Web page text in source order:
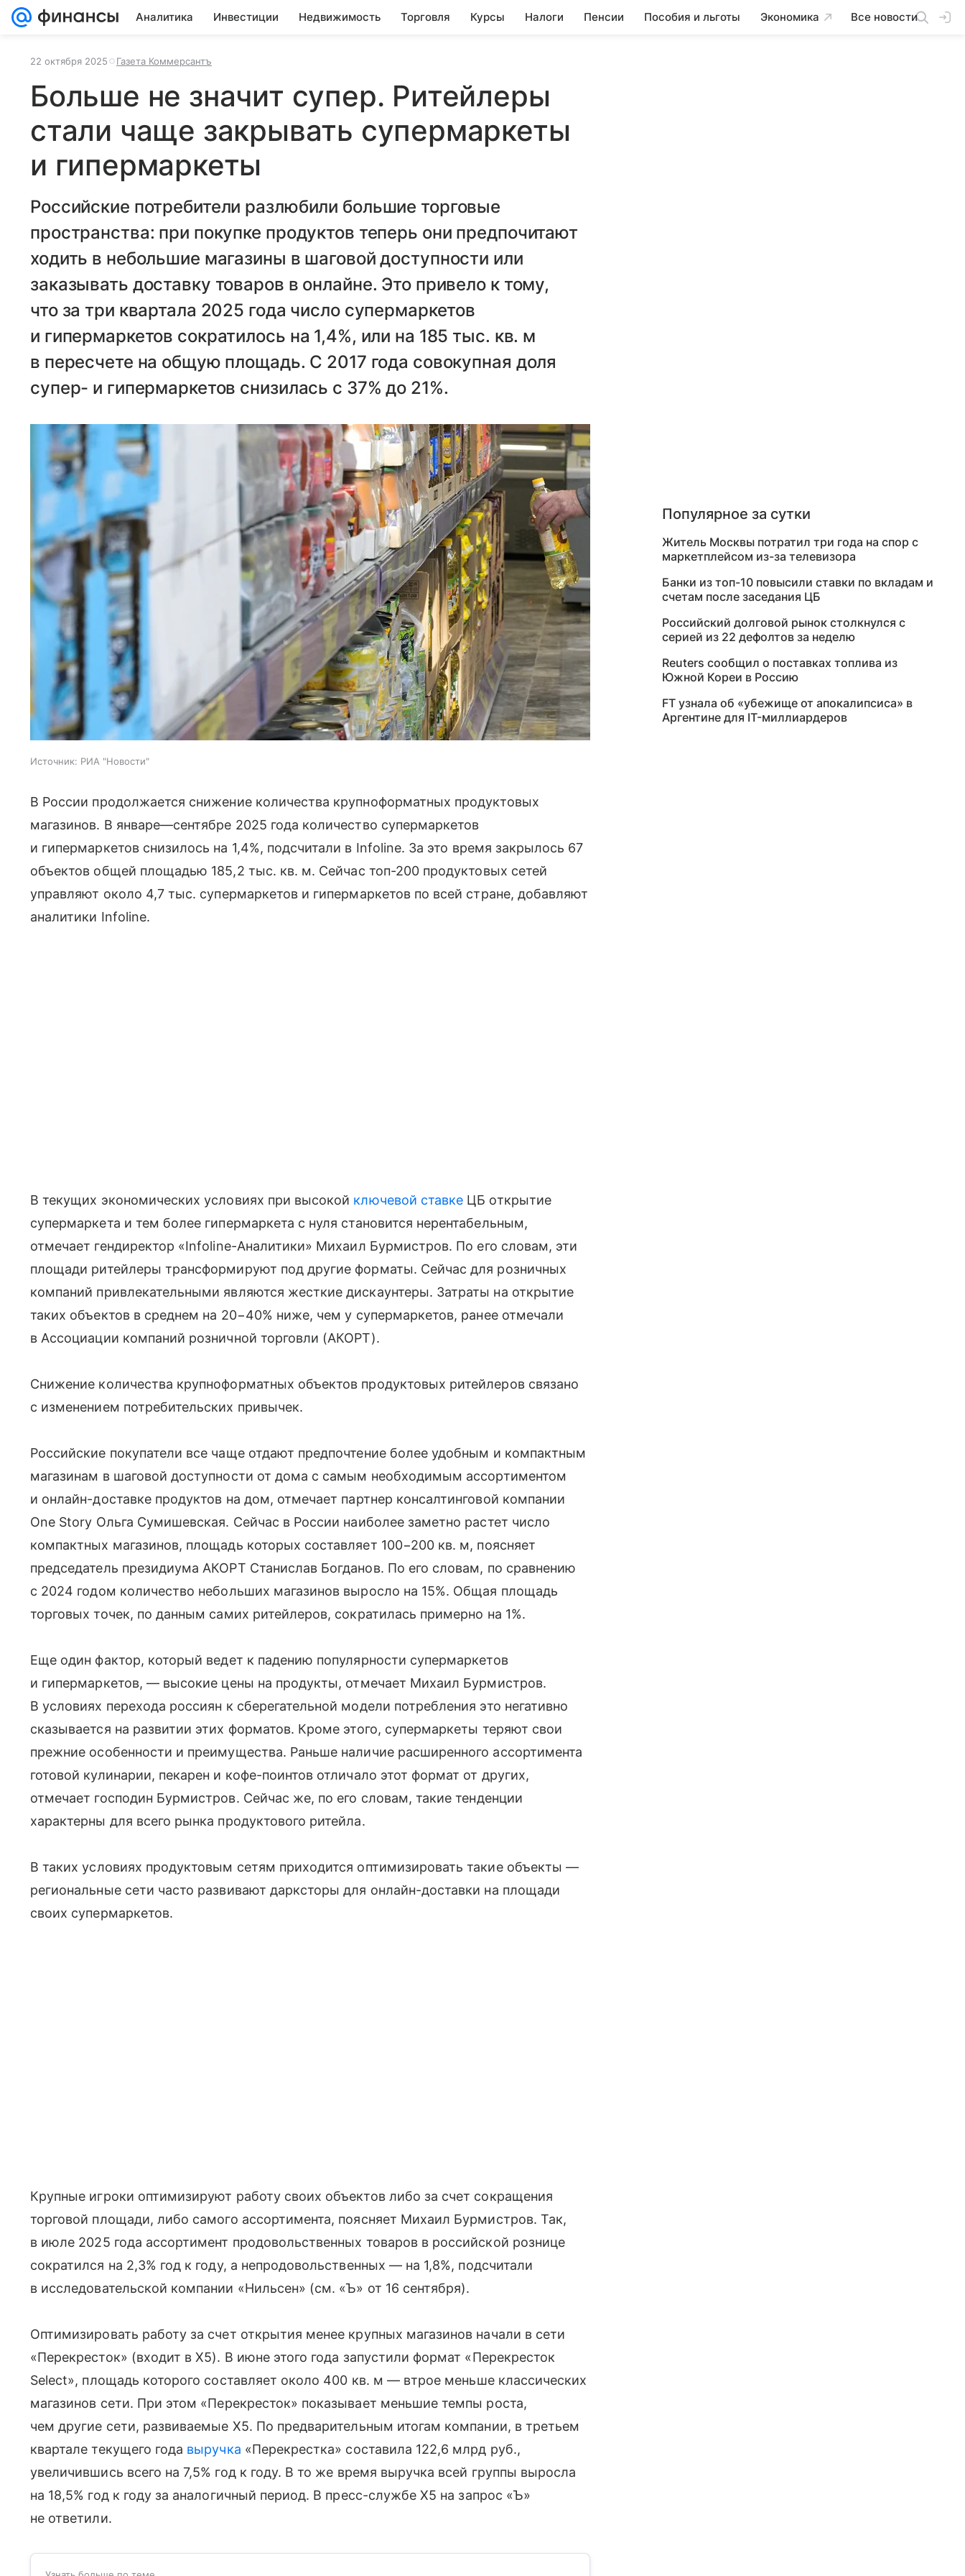
Аналитика Инвестиции Недвижимость Торговля Курсы Налоги Пенсии Пособия и льготы Экономика Все новости
22 октября 2025 Газета Коммерсантъ
Больше не значит супер. Ритейлеры
стали чаще закрывать супермаркеты
и гипермаркеты
Российские потребители разлюбили большие торговые
пространства: при покупке продуктов теперь они предпочитают
ходить в небольшие магазины в шаговой доступности или
заказывать доставку товаров в онлайне. Это привело к тому,
что за три квартала 2025 года число супермаркетов
и гипермаркетов сократилось на 1,4%, или на 185 тыс. кв. м
в пересчете на общую площадь. С 2017 года совокупная доля
супер- и гипермаркетов снизилась с 37% до 21%.
Источник: РИА "Новости"
В России продолжается снижение количества крупноформатных продуктовых
магазинов. В январе—сентябре 2025 года количество супермаркетов
и гипермаркетов снизилось на 1,4%, подсчитали в Infoline. За это время закрылось 67
объектов общей площадью 185,2 тыс. кв. м. Сейчас топ-200 продуктовых сетей
управляют около 4,7 тыс. супермаркетов и гипермаркетов по всей стране, добавляют
аналитики Infoline.
В текущих экономических условиях при высокой ключевой ставке ЦБ открытие
супермаркета и тем более гипермаркета с нуля становится нерентабельным,
отмечает гендиректор «Infoline-Аналитики» Михаил Бурмистров. По его словам, эти
площади ритейлеры трансформируют под другие форматы. Сейчас для розничных
компаний привлекательными являются жесткие дискаунтеры. Затраты на открытие
таких объектов в среднем на 20−40% ниже, чем у супермаркетов, ранее отмечали
в Ассоциации компаний розничной торговли (АКОРТ).
Снижение количества крупноформатных объектов продуктовых ритейлеров связано
с изменением потребительских привычек.
Российские покупатели все чаще отдают предпочтение более удобным и компактным
магазинам в шаговой доступности от дома с самым необходимым ассортиментом
и онлайн-доставке продуктов на дом, отмечает партнер консалтинговой компании
One Story Ольга Сумишевская. Сейчас в России наиболее заметно растет число
компактных магазинов, площадь которых составляет 100−200 кв. м, поясняет
председатель президиума АКОРТ Станислав Богданов. По его словам, по сравнению
с 2024 годом количество небольших магазинов выросло на 15%. Общая площадь
торговых точек, по данным самих ритейлеров, сократилась примерно на 1%.
Еще один фактор, который ведет к падению популярности супермаркетов
и гипермаркетов, — высокие цены на продукты, отмечает Михаил Бурмистров.
В условиях перехода россиян к сберегательной модели потребления это негативно
сказывается на развитии этих форматов. Кроме этого, супермаркеты теряют свои
прежние особенности и преимущества. Раньше наличие расширенного ассортимента
готовой кулинарии, пекарен и кофе-поинтов отличало этот формат от других,
отмечает господин Бурмистров. Сейчас же, по его словам, такие тенденции
характерны для всего рынка продуктового ритейла.
В таких условиях продуктовым сетям приходится оптимизировать такие объекты —
региональные сети часто развивают дарксторы для онлайн-доставки на площади
своих супермаркетов.
Крупные игроки оптимизируют работу своих объектов либо за счет сокращения
торговой площади, либо самого ассортимента, поясняет Михаил Бурмистров. Так,
в июле 2025 года ассортимент продовольственных товаров в российской рознице
сократился на 2,3% год к году, а непродовольственных — на 1,8%, подсчитали
в исследовательской компании «Нильсен» (см. «Ъ» от 16 сентября).
Оптимизировать работу за счет открытия менее крупных магазинов начали в сети
«Перекресток» (входит в Х5). В июне этого года запустили формат «Перекресток
Select», площадь которого составляет около 400 кв. м — втрое меньше классических
магазинов сети. При этом «Перекресток» показывает меньшие темпы роста,
чем другие сети, развиваемые Х5. По предварительным итогам компании, в третьем
квартале текущего года выручка «Перекрестка» составила 122,6 млрд руб.,
увеличившись всего на 7,5% год к году. В то же время выручка всей группы выросла
на 18,5% год к году за аналогичный период. В пресс-службе Х5 на запрос «Ъ»
не ответили.
Популярное за сутки
Житель Москвы потратил три года на спор с
маркетплейсом из-за телевизора
Банки из топ-10 повысили ставки по вкладам и
счетам после заседания ЦБ
Российский долговой рынок столкнулся с
серией из 22 дефолтов за неделю
Reuters сообщил о поставках топлива из
Южной Кореи в Россию
FT узнала об «убежище от апокалипсиса» в
Аргентине для IT-миллиардеров